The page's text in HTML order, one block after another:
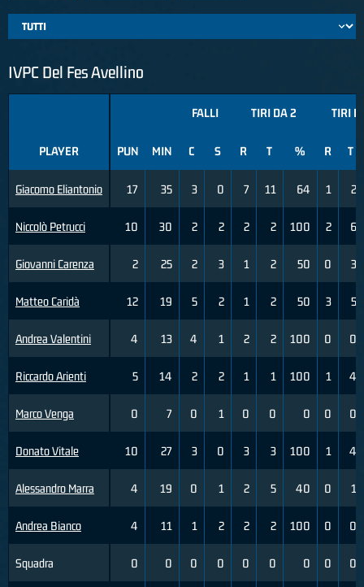
IVPC Del Fes Avellino
PLAYER
Giacomo Eliantonio
Niccolò Petrucci
Giovanni Carenza
Matteo Caridà
Andrea Valentini
Riccardo Arienti
Marco Venga
Donato Vitale
Alessandro Marra
Andrea Bianco
Squadra
FALLI TIRI DA 2 TIRI
PUN MIN C S R T % R T
17 35 3 0 7 11 64 1 2
10 30 2 2 2 2 100 2 6
2 25 2 3 1 2 50 0 3
12 19 5 2 1 2 50 3 5
4 13 4 1 2 2 100 0 0
5 14 2 2 1 1 100 1 4
0 7 0 1 0 0 0 0 0
10 27 3 0 3 3 100 1 4
4 19 0 1 2 5 40 0 1
4 11 1 2 2 2 100 0 0
0 0 0 0 0 0 0 0 0